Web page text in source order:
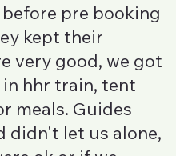
pre booking
kept their
very good, we got
hhr train, tent
meals. Guides
didn't let us alone,